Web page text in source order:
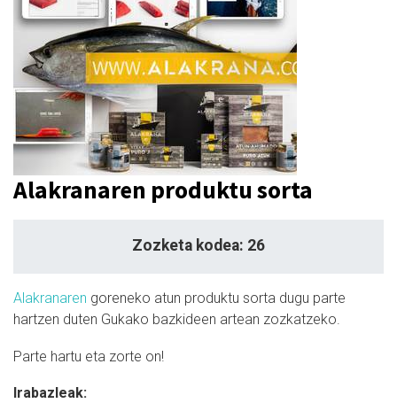
Alakranaren produktu sorta
Zozketa kodea: 26
Alakranaren goreneko atun produktu sorta dugu parte
hartzen duten Gukako bazkideen artean zozkatzeko.
Parte hartu eta zorte on!
Irabazleak: